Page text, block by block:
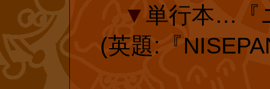
をベースとした
本や図鑑、ゲー
と並んでいます
投票有効期
▼単行本…『
(英題:『